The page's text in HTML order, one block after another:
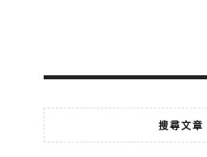
搜尋文章